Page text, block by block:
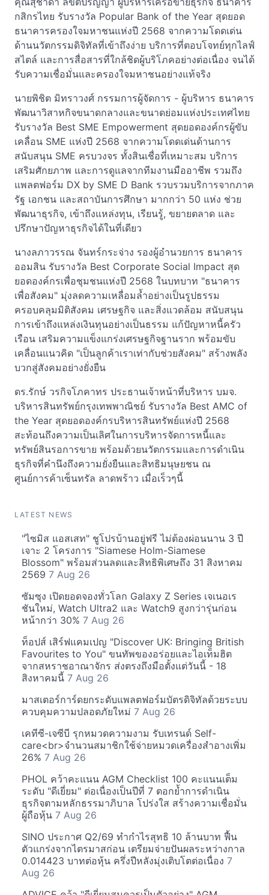
กสิกรไทย รับรางวัล Popular Bank of the Year สุดยอด
ธนาคารครองใจมหาชนแห่งปี 2568 จากความโดดเด่น
ด้านนวัตกรรมดิจิทัลที่เข้าถึงง่าย บริการที่ตอบโจทย์ทุกไลฟ์
สไตล์ และการสื่อสารที่ใกล้ชิดผู้บริโภคอย่างต่อเนื่อง จนได้
รับความเชื่อมั่นและครองใจมหาชนอย่างแท้จริง
นายพิชิต มิทราวงศ์ กรรมการผู้จัดการ - ผู้บริหาร ธนาคาร
พัฒนาวิสาหกิจขนาดกลางและขนาดย่อมแห่งประเทศไทย
รับรางวัล Best SME Empowerment สุดยอดองค์กรผู้ขับ
เคลื่อน SME แห่งปี 2568 จากความโดดเด่นด้านการ
สนับสนุน SME ครบวงจร ทั้งสินเชื่อที่เหมาะสม บริการ
เสริมศักยภาพ และการดูแลจากทีมงานมืออาชีพ รวมถึง
แพลตฟอร์ม DX by SME D Bank รวบรวมบริการจากภาค
รัฐ เอกชน และสถาบันการศึกษา มากกว่า 50 แห่ง ช่วย
พัฒนาธุรกิจ, เข้าถึงแหล่งทุน, เรียนรู้, ขยายตลาด และ
ปรึกษาปัญหาธุรกิจได้ในที่เดียว
นางลภาวรรณ จันทร์กระจ่าง รองผู้อำนวยการ ธนาคาร
ออมสิน รับรางวัล Best Corporate Social Impact สุด
ยอดองค์กรเพื่อชุมชนแห่งปี 2568 ในบทบาท "ธนาคาร
เพื่อสังคม" มุ่งลดความเหลื่อมล้ำอย่างเป็นรูปธรรม
ครอบคลุมมิติสังคม เศรษฐกิจ และสิ่งแวดล้อม สนับสนุน
การเข้าถึงแหล่งเงินทุนอย่างเป็นธรรม แก้ปัญหาหนี้ครัว
เรือน เสริมความแข็งแกร่งเศรษฐกิจฐานราก พร้อมขับ
เคลื่อนแนวคิด "เป็นลูกค้าเราเท่ากับช่วยสังคม" สร้างพลัง
บวกสู่สังคมอย่างยั่งยืน
ดร.รักษ์ วรกิจโภคาทร ประธานเจ้าหน้าที่บริหาร บมจ.
บริหารสินทรัพย์กรุงเทพพาณิชย์ รับรางวัล Best AMC of
the Year สุดยอดองค์กรบริหารสินทรัพย์แห่งปี 2568
สะท้อนถึงความเป็นเลิศในการบริหารจัดการหนี้และ
ทรัพย์สินรอการขาย พร้อมด้วยนวัตกรรมและการดำเนิน
ธุรกิจที่คำนึงถึงความยั่งยืนและสิทธิมนุษยชน ณ
ศูนย์การค้าเซ็นทรัล ลาดพร้าว เมื่อเร็วๆนี้
LATEST NEWS
"ไซมิส แอสเสท" ชูโปรบ้านอยู่ฟรี ไม่ต้องผ่อนนาน 3 ปี
เจาะ 2 โครงการ "Siamese Holm-Siamese
Blossom" พร้อมส่วนลดและสิทธิพิเศษถึง 31 สิงหาคม
2569 7 Aug 26
ซัมซุง เปิดยอดจองทั่วโลก Galaxy Z Series เจเนอเร
ชันใหม่, Watch Ultra2 และ Watch9 สูงกว่ารุ่นก่อน
หน้ากว่า 30% 7 Aug 26
ท็อปส์ เสิร์ฟแคมเปญ "Discover UK: Bringing British
Favourites to You" ขนทัพของอร่อยและไอเท็มฮิต
จากสหราชอาณาจักร ส่งตรงถึงมือตั้งแต่วันนี้ - 18
สิงหาคมนี้ 7 Aug 26
มาสเตอร์การ์ดยกระดับแพลตฟอร์มบัตรดิจิทัลด้วยระบบ
ควบคุมความปลอดภัยใหม่ 7 Aug 26
เคทีซี-เจซีบี รุกหมวดความงาม รับเทรนด์ Self-
care<br>จำนวนสมาชิกใช้จ่ายหมวดเครื่องสำอางเพิ่ม
26% 7 Aug 26
PHOL คว้าคะแนน AGM Checklist 100 คะแนนเต็ม
ระดับ "ดีเยี่ยม" ต่อเนื่องเป็นปีที่ 7 ตอกย้ำการดำเนิน
ธุรกิจตามหลักธรรมาภิบาล โปร่งใส สร้างความเชื่อมั่น
ผู้ถือหุ้น 7 Aug 26
SINO ประกาศ Q2/69 ทำกำไรสุทธิ 10 ล้านบาท ฟื้น
ตัวแกร่งจากไตรมาสก่อน เตรียมจ่ายปันผลระหว่างกาล
0.014423 บาทต่อหุ้น ครึ่งปีหลังมุ่งเติบโตต่อเนื่อง 7
Aug 26